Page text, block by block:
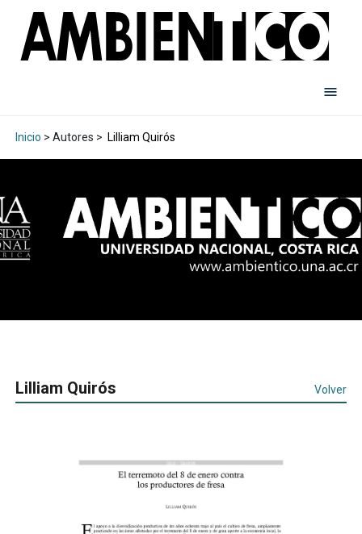
Inicio > Autores > Lilliam Quirós
Lilliam Quirós Volver